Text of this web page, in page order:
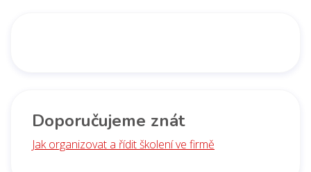
Doporučujeme znát
Jak organizovat a řídit školení ve firmě